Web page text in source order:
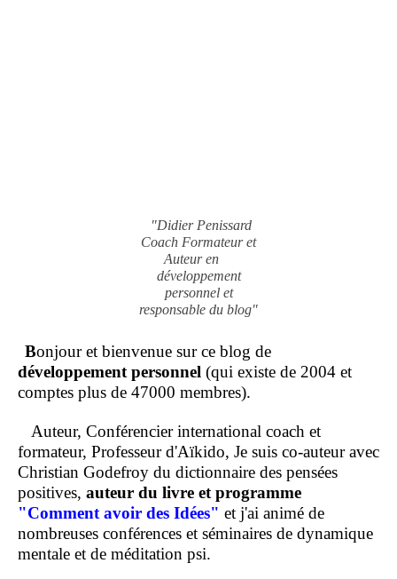
"Didier Penissard
Coach Formateur et
Auteur en
développement
personnel et
responsable du blog"
Bonjour et bienvenue sur ce blog de
développement personnel (qui existe de 2004 et
comptes plus de 47000 membres).
Auteur, Conférencier international coach et
formateur, Professeur d'Aïkido, Je suis co-auteur avec
Christian Godefroy du dictionnaire des pensées
positives, auteur du livre et programme
"Comment avoir des Idées" et j'ai animé de
nombreuses conférences et séminaires de dynamique
mentale et de méditation psi.